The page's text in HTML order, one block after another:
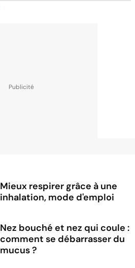
Mieux respirer grâce à une
inhalation, mode d'emploi
Nez bouché et nez qui coule :
comment se débarrasser du
mucus ?